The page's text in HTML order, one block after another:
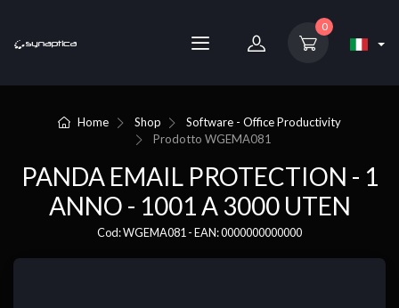
0
Home Shop
Software - Office Productivity
Prodotto WGEMA081
PANDA EMAIL PROTECTION - 1
ANNO - 1001 A 3000 UTEN
Cod: WGEMA081 - EAN: 0000000000000